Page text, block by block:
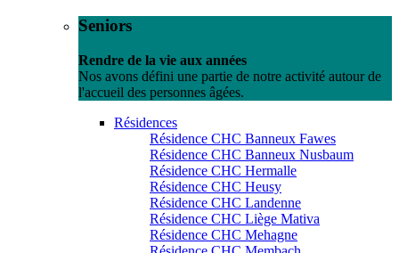
Seniors
Rendre de la vie aux années
Nos avons défini une partie de notre activité autour de
l'accueil des personnes âgées.
Résidences
Résidence CHC Banneux Fawes
Résidence CHC Banneux Nusbaum
Résidence CHC Hermalle
Résidence CHC Heusy
Résidence CHC Landenne
Résidence CHC Liège Mativa
Résidence CHC Mehagne